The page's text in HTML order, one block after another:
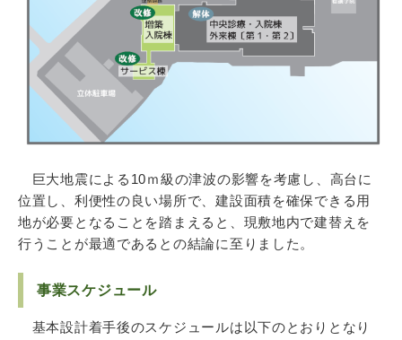
巨大地震による10ｍ級の津波の影響を考慮し、高台に
位置し、利便性の良い場所で、建設面積を確保できる用
地が必要となることを踏まえると、現敷地内で建替えを
行うことが最適であるとの結論に至りました。
事業スケジュール
基本設計着手後のスケジュールは以下のとおりとなり